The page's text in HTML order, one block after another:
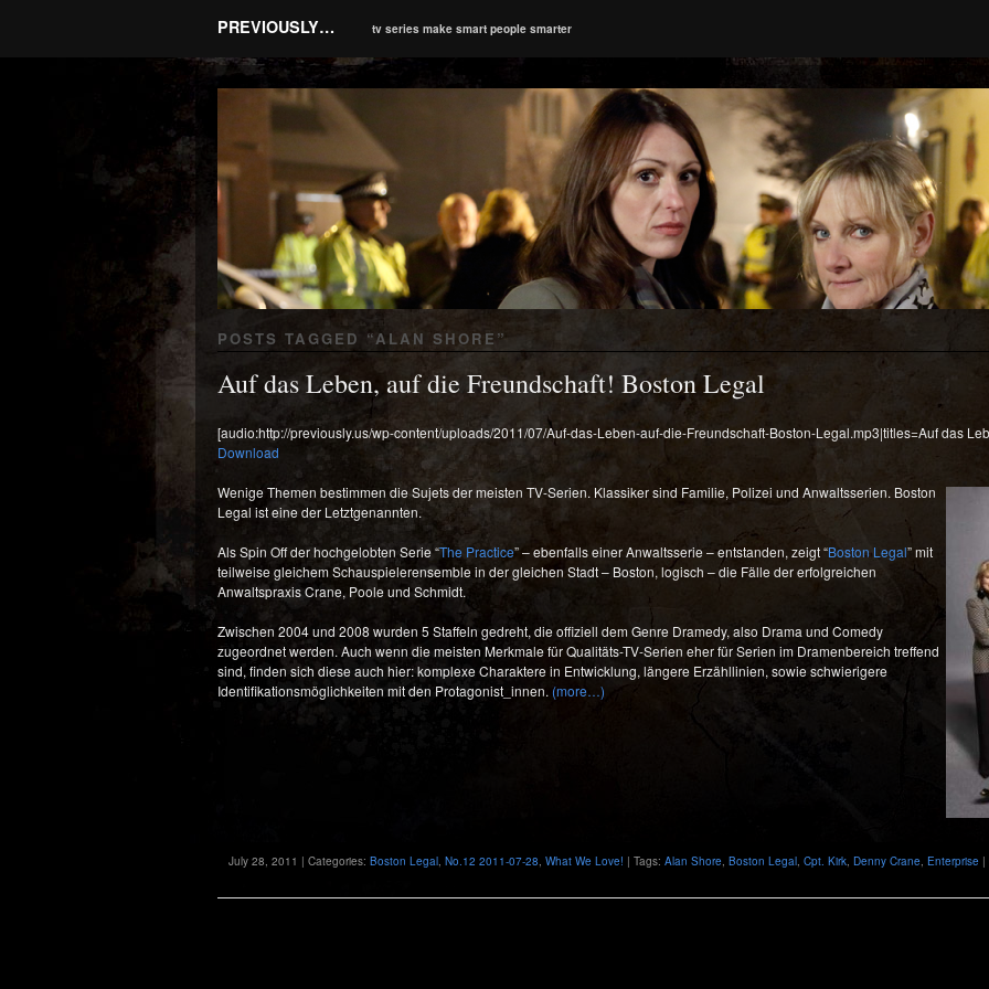
PREVIOUSLY… tv series make smart people smarter
POSTS TAGGED “ALAN SHORE ”
Auf das Leben, auf die Freundschaft! Boston Legal
[audio:http://previously.us/wp-content/uploads/2011/07/Auf-das-Leben-auf-die-Freundschaft-Boston-Legal.mp3|titles=Auf das
Download
Wenige Themen bestimmen die Sujets der meisten TV-Serien. Klassiker sind Familie, Polizei und Anwaltsserien. Boston
Legal ist eine der Letztgenannten.
Als Spin Off der hochgelobten Serie “The Practice” – ebenfalls einer Anwaltsserie – entstanden, zeigt “Boston Legal” mit
teilweise gleichem Schauspielerensemble in der gleichen Stadt – Boston, logisch – die Fälle der erfolgreichen
Anwaltspraxis Crane, Poole und Schmidt.
Zwischen 2004 und 2008 wurden 5 Staffeln gedreht, die offiziell dem Genre Dramedy, also Drama und Comedy
zugeordnet werden. Auch wenn die meisten Merkmale für Qualitäts-TV-Serien eher für Serien im Dramenbereich treffend
sind, finden sich diese auch hier: komplexe Charaktere in Entwicklung, längere Erzähllinien, sowie schwierigere
Identifikationsmöglichkeiten mit den Protagonist_innen. (more…)
July 28, 2011 | Categories: Boston Legal, No.12 2011-07-28, What We Love! | Tags: Alan Shore, Boston Legal, Cpt. Kirk, Denny Crane, Enterprise |